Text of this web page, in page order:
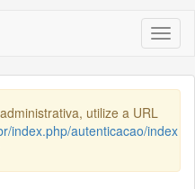
utilize a URL
index.php/autenticacao/index